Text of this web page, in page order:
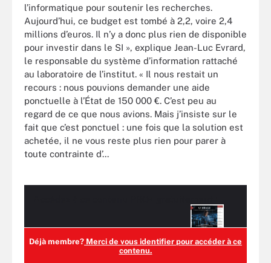
l’informatique pour soutenir les recherches.
Aujourd’hui, ce budget est tombé à 2,2, voire 2,4
millions d’euros. Il n’y a donc plus rien de disponible
pour investir dans le SI », explique Jean-Luc Evrard,
le responsable du système d’information rattaché
au laboratoire de l’institut. « Il nous restait un
recours : nous pouvions demander une aide
ponctuelle à l’État de 150 000 €. C’est peu au
regard de ce que nous avions. Mais j’insiste sur le
fait que c’est ponctuel : une fois que la solution est
achetée, il ne vous reste plus rien pour parer à
toute contrainte d’...
Déjà membre? Merci de vous identifier pour accéder à ce
contenu.